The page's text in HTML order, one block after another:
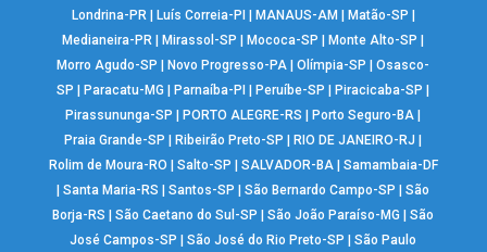
Londrina-PR| Luís Correia-PI MANAUS-AM Matão-SP
Medianeira-PR
Mirassol-SP Mococa-SP Monte Alto-SP
Morro Agudo-SP
Novo Progresso-PA |Olímpia-SP |Osasco-
SP
Paracatu-MG Parnaíba-PI Peruíbe-SP Piracicaba-SP
Pirassununga-SP
PORTO ALEGRE-RS Porto Seguro-BA
Praia Grande-SP
Ribeirão Preto-SP RIO DE JANEIRO-RJ
Rolim de Moura-RO
Salto-SP SALVADOR-BA| Samambaia-DF
|Santa Maria-RS |Santos-SP |São Bernardo Campo-SP |São
Borja-RS
|São Caetano do Sul-SP |São João Paraíso-MG |São
José Campos-SP
|São José do Rio Preto-SP |São Paulo